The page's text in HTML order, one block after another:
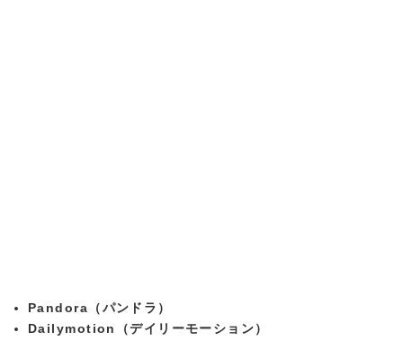
Pandora（パンドラ）
Dailymotion（デイリーモーション）